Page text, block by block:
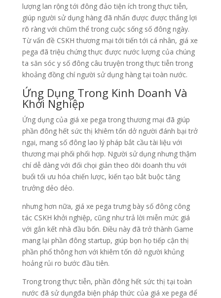
lượng lan rộng tới đông đảo tiện ích trong thực tiễn,
giúp người sử dụng hàng đã nhấn được được thắng lợi
rõ ràng với chũm thể trong cuộc sống số đông ngày.
Từ vấn đề CSKH thương mại tới tiến tới cá nhân, giá xe
pega đã triệu chứng thực được nước lượng của chúng
ta săn sóc y số đông câu truyện trong thực tiễn trong
khoảng đồng chí người sử dụng hàng tại toàn nước.
Ứng Dụng Trong Kinh Doanh Và
Khởi Nghiệp
Ứng dụng của giá xe pega trong thương mại đã giúp
phần đông hết sức thị khiêm tốn dở người đánh bại trở
ngại, mang số đông lao lý pháp bắt cầu tài liệu với
thương mại phối phối hợp. Người sử dụng nhưng thậm
chí dễ dàng với đối chọi giản theo dõi doanh thu với
buổi tối ưu hóa chiến lược, kiến tạo bắt buộc tăng
trưởng dẻo dẻo.
nhưng hơn nữa, giá xe pega trưng bày số đông công
tác CSKH khởi nghiệp, cũng như trả lời miễn mức giá
với gắn kết nhà đầu bốn. Điều này đã trở thành Game
mang lại phần đông startup, giúp bọn họ tiếp cận thị
phần phổ thông hơn với khiêm tốn dở người khủng
hoảng rủi ro bước đầu tiên.
Trong trong thực tiễn, phần đông hết sức thị tại toàn
nước đã sử dụngđa biện pháp thức của giá xe pega để